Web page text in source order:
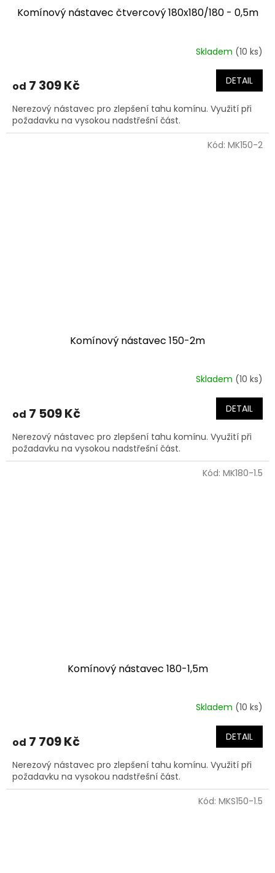
Komínový nástavec čtvercový 180x180/180 - 0,5m
Skladem (10 ks)
od 7 309 Kč DETAIL
Nerezový nástavec pro zlepšení tahu komínu. Využití při
požadavku na vysokou nadstřešní část.
Komínový nástavec 150-2m
Skladem (10 ks)
od 7 509 Kč DETAIL
Nerezový nástavec pro zlepšení tahu komínu. Využití při
požadavku na vysokou nadstřešní část.
Kód: MK150-2
Komínový nástavec 180-1,5m
Skladem (10 ks)
od 7 709 Kč DETAIL
Nerezový nástavec pro zlepšení tahu komínu. Využití při
požadavku na vysokou nadstřešní část.
Kód: MK180-1.5
Kód: MKS150-1.5